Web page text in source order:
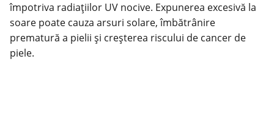
împotriva radiațiilor UV nocive. Expunerea excesivă la
soare poate cauza arsuri solare, îmbătrânire
prematură a pielii și creșterea riscului de cancer de
piele.